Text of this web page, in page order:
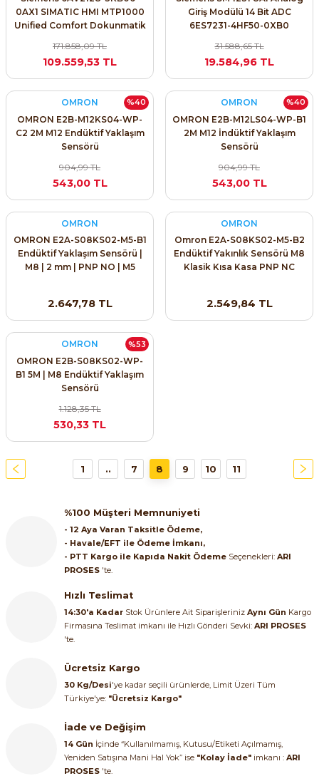
Yol Vericiler
0AX1 SIMATIC HMI MTP1000
Unified Comfort Dokunmatik
171.858,09 TL
109.559,53 TL
Giriş Modülü 14 Bit ADC
6ES7231-4HF50-0XB0
31.588,65 TL
19.584,96 TL
%40
OMRON
OMRON E2B-M12KS04-WP-
C2 2M M12 Endüktif Yaklaşım
Sensörü
904,99 TL
543,00 TL
%40
OMRON
OMRON E2B-M12LS04-WP-B1
2M M12 İndüktif Yaklaşım
Sensörü
904,99 TL
543,00 TL
OMRON
OMRON E2A-S08KS02-M5-B1
Endüktif Yaklaşım Sensörü |
M8 | 2 mm | PNP NO | M5
2.647,78 TL
OMRON
Omron E2A-S08KS02-M5-B2
Endüktif Yakınlık Sensörü M8
Klasik Kısa Kasa PNP NC
2.549,84 TL
%53
OMRON
OMRON E2B-S08KS02-WP-
B1 5M | M8 Endüktif Yaklaşım
Sensörü
1.128,35 TL
530,33 TL
1 .. 7 8 9 10 11
%100 Müşteri Memnuniyeti
- 12 Aya Varan Taksitle Ödeme,
- Havale/EFT ile Ödeme İmkanı,
- PTT Kargo ile Kapıda Nakit Ödeme Seçenekleri: ARI
PROSES 'te.
Hızlı Teslimat
14:30'a Kadar Stok Ürünlere Ait Siparişleriniz Aynı Gün Kargo
Firmasına Teslimat imkanı ile Hızlı Gönderi Sevki: ARI PROSES
'te.
Ücretsiz Kargo
30 Kg/Desi'ye kadar seçili ürünlerde, Limit Üzeri Tüm
Türkiye'ye: "Ücretsiz Kargo"
İade ve Değişim
14 Gün İçinde “Kullanılmamış, Kutusu/Etiketi Açılmamış,
Yeniden Satışına Mani Hal Yok” ise "Kolay İade" imkanı : ARI
PROSES 'te.